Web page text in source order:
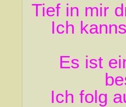
Tief in mir
Ich
Es ist
Ich folg